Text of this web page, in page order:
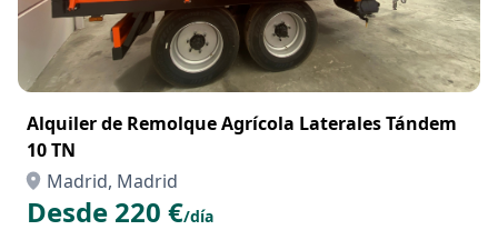
Alquiler de Remolque Agrícola Laterales Tándem
10 TN
Madrid, Madrid
Desde 220 €/día